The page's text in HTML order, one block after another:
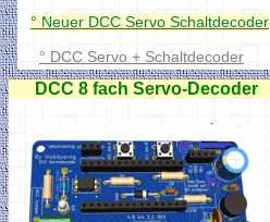
DCC 8 fach Servo-Decoder
° Neuer DCC Servo Schaltdecoder
° DCC Servo + Schaltdecoder